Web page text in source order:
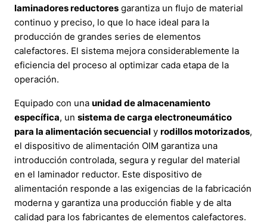
laminadores reductores garantiza un flujo de material
continuo y preciso, lo que lo hace ideal para la
producción de grandes series de elementos
calefactores. El sistema mejora considerablemente la
eficiencia del proceso al optimizar cada etapa de la
operación.
Equipado con una unidad de almacenamiento
específica, un sistema de carga electroneumático
para la alimentación secuencial y rodillos motorizados,
el dispositivo de alimentación OIM garantiza una
introducción controlada, segura y regular del material
en el laminador reductor. Este dispositivo de
alimentación responde a las exigencias de la fabricación
moderna y garantiza una producción fiable y de alta
calidad para los fabricantes de elementos calefactores.